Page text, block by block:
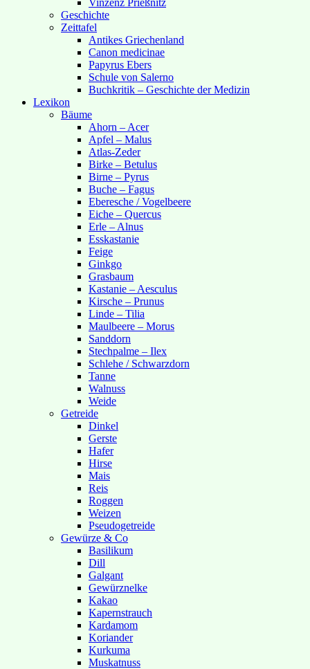
Vinzenz Prießnitz
Geschichte
Zeittafel
Antikes Griechenland
Canon medicinae
Papyrus Ebers
Schule von Salerno
Buchkritik – Geschichte der Medizin
Lexikon
Bäume
Ahorn – Acer
Apfel – Malus
Atlas-Zeder
Birke – Betulus
Birne – Pyrus
Buche – Fagus
Eberesche / Vogelbeere
Eiche – Quercus
Erle – Alnus
Esskastanie
Feige
Ginkgo
Grasbaum
Kastanie – Aesculus
Kirsche – Prunus
Linde – Tilia
Maulbeere – Morus
Sanddorn
Stechpalme – Ilex
Schlehe / Schwarzdorn
Tanne
Walnuss
Weide
Getreide
Dinkel
Gerste
Hafer
Hirse
Mais
Reis
Roggen
Weizen
Pseudogetreide
Gewürze & Co
Basilikum
Dill
Galgant
Gewürznelke
Kakao
Kapernstrauch
Kardamom
Koriander
Kurkuma
Muskatnuss